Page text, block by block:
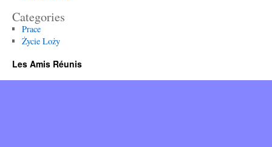
Categories
Prace
Życie Loży
Les Amis Réunis